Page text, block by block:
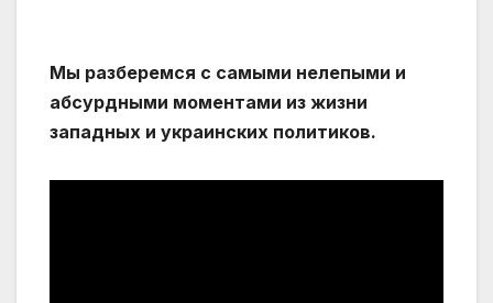
Мы разберемся с самыми нелепыми и
абсурдными моментами из жизни
западных и украинских политиков.